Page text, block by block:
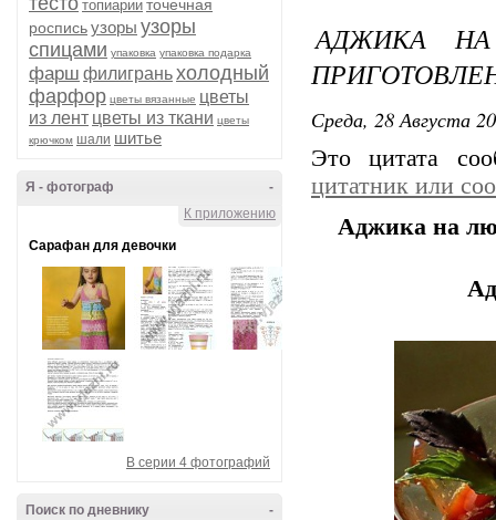
топиарии точечная
росписьузоры узоры
спицами упаковка упаковка подарка
фарш филиграньхолодный
фарфор цветы вязанные цветы
из лент цветы из ткани цветы
крючком шали шитье
-
Я - фотограф
К приложению
Сарафан для девочки
В серии 4 фотографий
-
Поиск по дневнику
АДЖИКА
Среда, 28 Августа
Это цитата
цитатник или
Аджика на